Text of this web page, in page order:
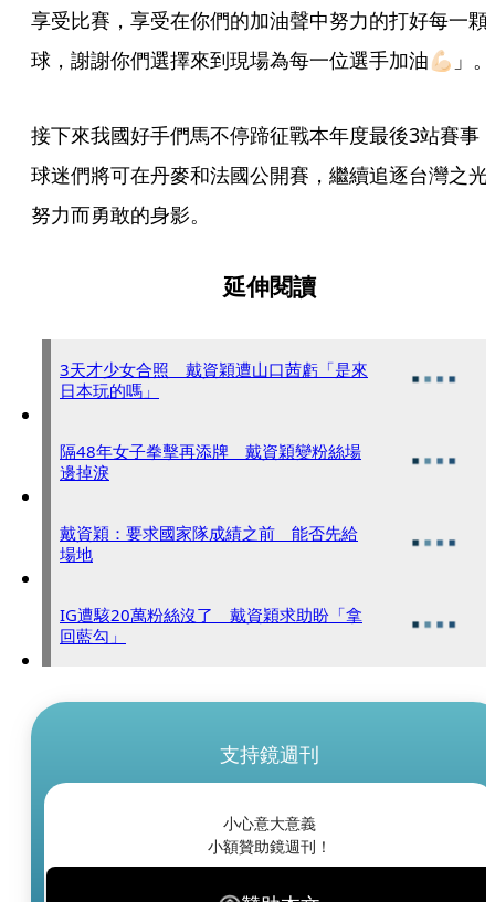
享受比賽，享受在你們的加油聲中努力的打好每一顆
球，謝謝你們選擇來到現場為每一位選手加油💪🏻」。
接下來我國好手們馬不停蹄征戰本年度最後3站賽事
球迷們將可在丹麥和法國公開賽，繼續追逐台灣之光
努力而勇敢的身影。
延伸閱讀
3天才少女合照 戴資穎遭山口茜虧「是來
日本玩的嗎」
隔48年女子拳擊再添牌 戴資穎變粉絲場
邊掉淚
戴資穎：要求國家隊成績之前 能否先給
場地
IG遭駭20萬粉絲沒了 戴資穎求助盼「拿
回藍勾」
支持鏡週刊
小心意大意義
小額贊助鏡週刊！